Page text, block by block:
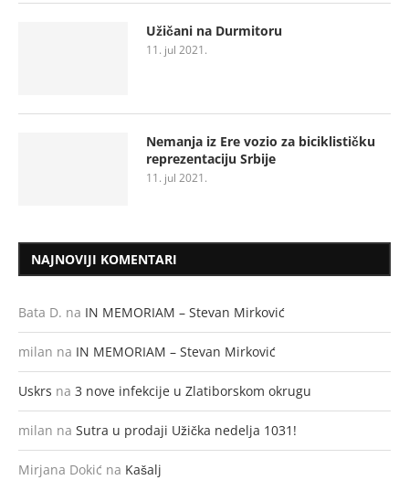
Užičani na Durmitoru
11. jul 2021.
Nemanja iz Ere vozio za biciklističku
reprezentaciju Srbije
11. jul 2021.
NAJNOVIJI KOMENTARI
Bata D. na IN MEMORIAM – Stevan Mirković
milan na IN MEMORIAM – Stevan Mirković
Uskrs na 3 nove infekcije u Zlatiborskom okrugu
milan na Sutra u prodaji Užička nedelja 1031!
Mirjana Dokić na Kašalj